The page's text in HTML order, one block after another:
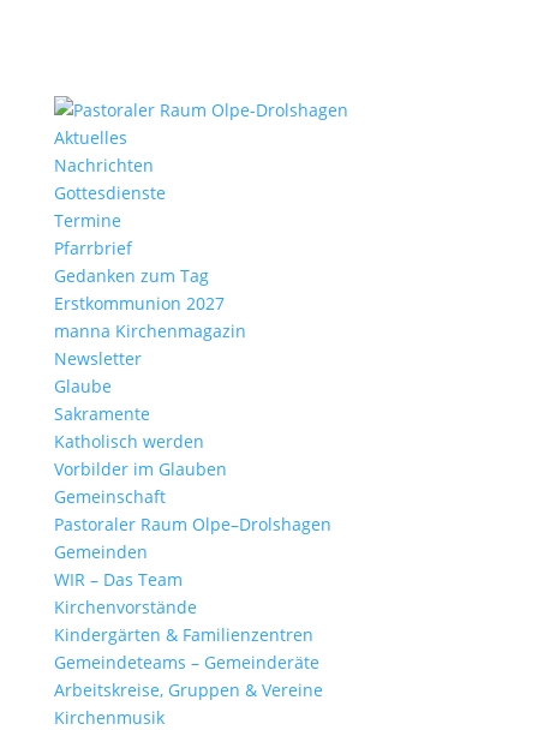
Aktu­elles
Nach­richten
Gottes­dienste
Termine
Pfarr­brief
Gedanken zum Tag
Erst­kom­mu­nion 2027
manna Kirchen­ma­gazin
News­letter
Glaube
Sakra­mente
Katho­lisch werden
Vorbilder im Glauben
Gemein­schaft
Pasto­raler Raum Olpe–Drolshagen
Gemeinden
WIR – Das Team
Kirchen­vor­stände
Kinder­gärten & Familienzentren
Gemein­de­teams – Gemeinderäte
Arbeits­kreise, Gruppen & Vereine
Kirchen­musik